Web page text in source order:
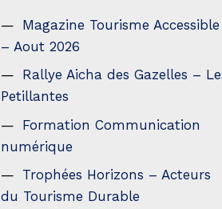
Magazine Tourisme Accessible
– Aout 2026
Rallye Aicha des Gazelles –
Petillantes
Formation Communication
numérique
Trophées Horizons – Acteurs
du Tourisme Durable